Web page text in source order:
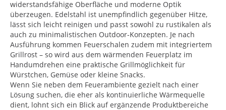
widerstandsfähige Oberfläche und moderne Optik
überzeugen. Edelstahl ist unempfindlich gegenüber Hitze,
lässt sich leicht reinigen und passt sowohl zu rustikalen als
auch zu minimalistischen Outdoor-Konzepten. Je nach
Ausführung kommen Feuerschalen zudem mit integriertem
Grillrost – so wird aus dem wärmenden Feuerplatz im
Handumdrehen eine praktische Grillmöglichkeit für
Würstchen, Gemüse oder kleine Snacks.
Wenn Sie neben dem Feuerambiente gezielt nach einer
Lösung suchen, die eher als kontinuierliche Wärmequelle
dient, lohnt sich ein Blick auf ergänzende Produktbereiche